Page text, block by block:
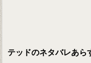
テッドのネタバレあら